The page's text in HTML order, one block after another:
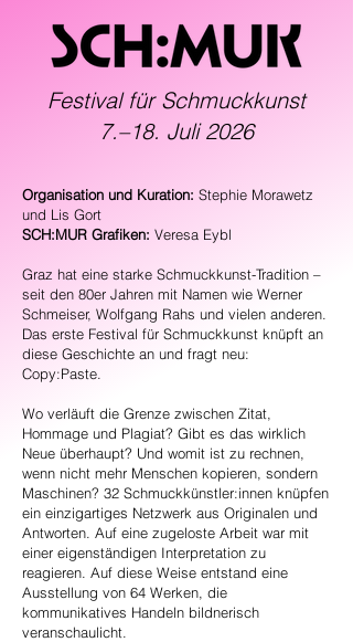
Festival für Schmuckkunst
7.–18. Juli 2026
Organisation und Kuration: Stephie Morawetz
und Lis Gort
SCH:MUR Grafiken: Veresa Eybl
Graz hat eine starke Schmuckkunst-Tradition –
seit den 80er Jahren mit Namen wie Werner
Schmeiser, Wolfgang Rahs und vielen anderen.
Das erste Festival für Schmuckkunst knüpft an
diese Geschichte an und fragt neu:
Copy:Paste.
Wo verläuft die Grenze zwischen Zitat,
Hommage und Plagiat? Gibt es das wirklich
Neue überhaupt? Und womit ist zu rechnen,
wenn nicht mehr Menschen kopieren, sondern
Maschinen? 32 Schmuckkünstler:innen knüpfen
ein einzigartiges Netzwerk aus Originalen und
Antworten. Auf eine zugeloste Arbeit war mit
einer eigenständigen Interpretation zu
reagieren. Auf diese Weise entstand eine
Ausstellung von 64 Werken, die
kommunikatives Handeln bildnerisch
veranschaulicht.